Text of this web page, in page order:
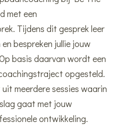
met een
Tijdens dit gesprek leer
bespreken jullie jouw
basis daarvan wordt een
opgesteld.
meerdere sessies waarin
gaat met jouw
ontwikkeling.